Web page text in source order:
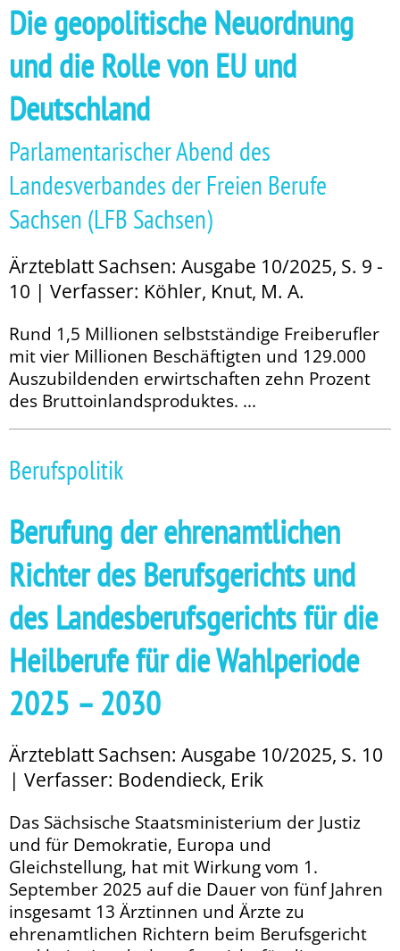
Die geopolitische Neuordnung
und die Rolle von EU und
Deutschland
Parlamentarischer Abend des
Landesverbandes der Freien Berufe
Sachsen (LFB Sachsen)
Ärzteblatt Sachsen: Ausgabe 10/2025, S. 9 -
10 | Verfasser: Köhler, Knut, M. A.
Rund 1,5 Millionen selbstständige Freiberufler
mit vier Millionen Beschäftigten und 129.000
Auszubildenden erwirtschaften zehn Prozent
des Bruttoinlandsproduktes. ...
Berufspolitik
Berufung der ehrenamtlichen
Richter des Berufsgerichts und
des Landesberufsgerichts für die
Heilberufe für die Wahlperiode
2025 – 2030
Ärzteblatt Sachsen: Ausgabe 10/2025, S. 10
| Verfasser: Bodendieck, Erik
Das Sächsische Staatsministerium der Justiz
und für Demokratie, Europa und
Gleichstellung, hat mit Wirkung vom 1.
September 2025 auf die Dauer von fünf Jahren
insgesamt 13 Ärztinnen und Ärzte zu
ehrenamtlichen Richtern beim Berufsgericht